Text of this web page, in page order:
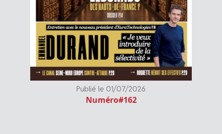
Publié le 01/07/2026
Numéro#162